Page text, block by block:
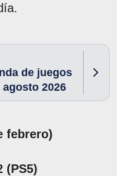
de juegos
2026
febrero)
(PS5)